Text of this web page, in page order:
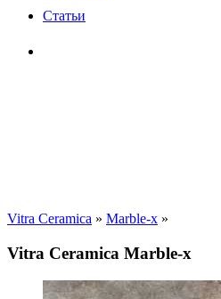
Статьи
Vitra Ceramica » Marble-x »
Vitra Ceramica Marble-x